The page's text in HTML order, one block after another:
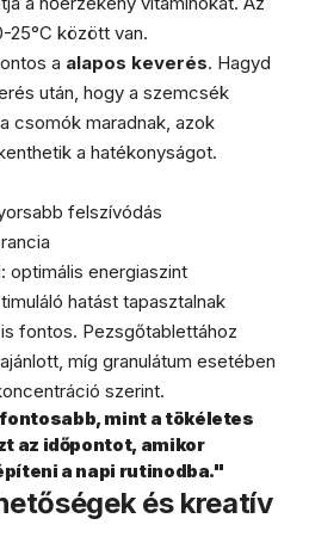
25°C között van.
a alapos keverés. Hagyd
után, hogy a szemcsék
csomók maradnak, azok
a hatékonyságot.
felszívódás
optimális energiaszint
hatást tapasztalnak
is fontos. Pezsgőtablettához
míg granulátum esetében
szerint.
mint a tökéletes
az időpontot, amikor
a napi rutinodba."
és kreatív